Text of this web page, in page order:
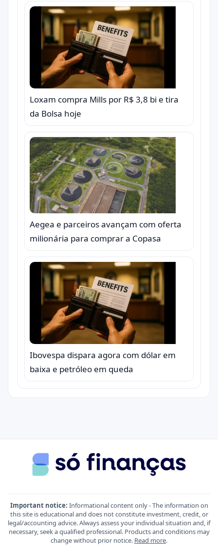
Loxam compra Mills por R$ 3,8 bi e tira
da Bolsa hoje
Aegea e parceiros avançam com oferta
milionária para comprar a Copasa
Ibovespa dispara agora com dólar em
baixa e petróleo em queda
Important notice: Informational content only - The information on
this site is educational and does not constitute investment, credit, or
legal/accounting advice. Always assess your individual situation and, if
necessary, seek a qualified professional. Products and conditions may
change without prior notice. Read more.